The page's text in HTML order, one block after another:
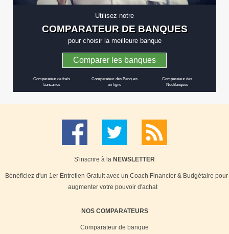
Utilisez notre
COMPARATEUR DE BANQUES
pour choisir la meilleure banque
Comparer les banques
Comparateur de frais
bancaires
Comparateur des Banques
en ligne
Comparateur des
NéoBanques
S'inscrire à la NEWSLETTER
Bénéficiez d'un 1er Entretien Gratuit avec un Coach Financier & Budgétaire pour
augmenter votre pouvoir d'achat
NOS COMPARATEURS
Comparateur de banque